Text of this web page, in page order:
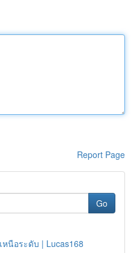
Report Page
Go
นือระดับ | Lucas168